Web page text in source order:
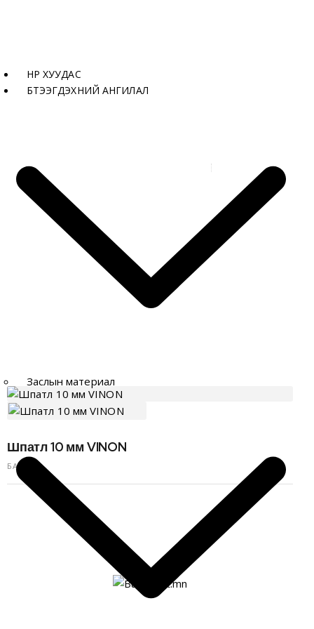
НҮҮР ХУУДАС
БҮТЭЭГДЭХҮҮНИЙ АНГИЛАЛ
Заслын материал
Бүтээгдэхүүнүүд
Шпатл 10 мм VINON
Шпатл 10 мм VINON
БАГАЖ